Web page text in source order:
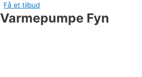
Få et tilbud
Varmepumpe Fyn